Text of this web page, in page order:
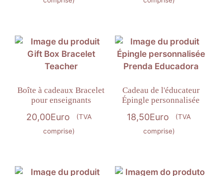
Boîte à cadeaux Bracelet
pour enseignants
20,00Euro
(TVA
comprise)
Cadeau de l'éducateur
Épingle personnalisée
18,50Euro
(TVA
comprise)